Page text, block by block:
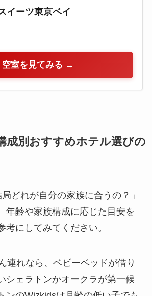
イーツ東京ベイ
空室を見てみる →
成別おすすめホテル選びの
どれが自分の家族に合うの？」
年齢や家族構成に応じた目安を
考にしてみてください。
連れなら、ベビーベッドが借り
シェラトンかオークラが第一候